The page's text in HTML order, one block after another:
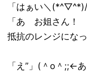
「はぁい＼(*^▽^*)/
「あ お姐さん！
抵抗のレンジにな
「え”」(＾o＾;;←